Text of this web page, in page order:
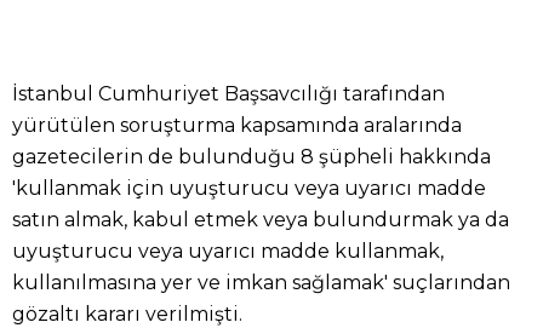
İstanbul Cumhuriyet Başsavcılığı tarafından
yürütülen soruşturma kapsamında aralarında
gazetecilerin de bulunduğu 8 şüpheli hakkında
'kullanmak için uyuşturucu veya uyarıcı madde
satın almak, kabul etmek veya bulundurmak ya da
uyuşturucu veya uyarıcı madde kullanmak,
kullanılmasına yer ve imkan sağlamak' suçlarından
gözaltı kararı verilmişti.